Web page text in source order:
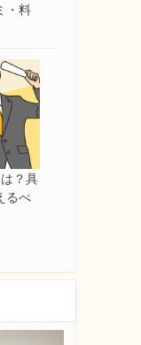
・料
？具
るべ